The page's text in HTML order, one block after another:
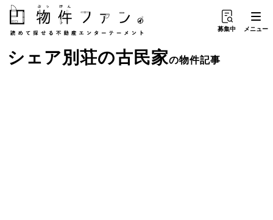
募集中 メニュー
シェア別荘の古民家の物件記事